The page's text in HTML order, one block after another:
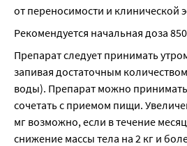
от переносимости и клинической
Рекомендуется начальная доза
Препарат следует принимать
запивая достаточным
воды). Препарат можно
сочетать с приемом пищи.
мг возможно, если в течение
снижение массы тела на 2 кг и